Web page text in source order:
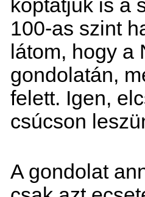
koptatjuk is a
100-as szint
látom, hogy
gondolatán,
felett. Igen,
csúcson
A gondolat